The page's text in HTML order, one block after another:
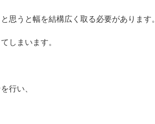
思うと幅を結構広く取る必要があります。
しまいます。
行い、